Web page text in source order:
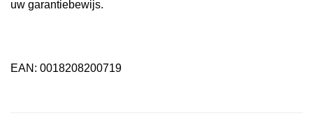
uw garantiebewijs.
EAN: 0018208200719